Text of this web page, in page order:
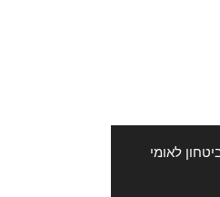
לאומי